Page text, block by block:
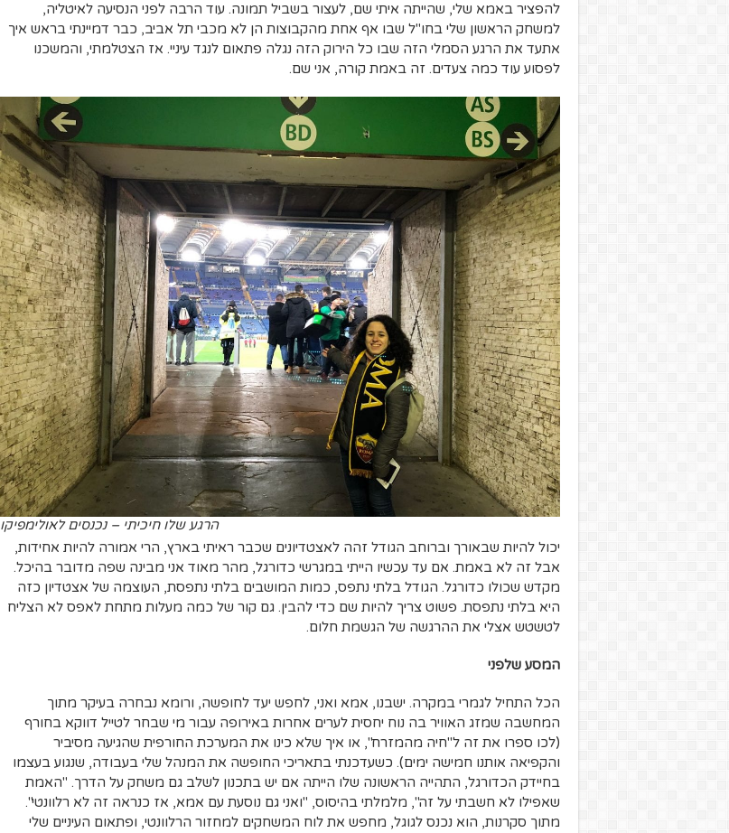
להפציר באמא שלי, שהייתה איתי שם, לעצור בשביל תמונה. עוד הרבה לפני הנסיעה לאיטליה,
למשחק הראשון שלי בחו"ל שבו אף אחת מהקבוצות הן לא מכבי תל אביב, כבר דמיינתי בראש איך
אתעד את הרגע הסמלי הזה שבו כל הירוק הזה נגלה פתאום לנגד עיניי. אז הצטלמתי, והמשכנו
לפסוע עוד כמה צעדים. זה באמת קורה, אני שם.
הרגע שלו חיכיתי – נכנסים לאולימפיקו
יכול להיות שבאורך וברוחב הגודל זהה לאצטדיונים שכבר ראיתי בארץ, הרי אמורה להיות אחידות,
אבל זה לא באמת. אם עד עכשיו הייתי במגרשי כדורגל, מהר מאוד אני מבינה שפה מדובר בהיכל.
מקדש שכולו כדורגל. הגודל בלתי נתפס, כמות המושבים בלתי נתפסת, העוצמה של אצטדיון כזה
היא בלתי נתפסת. פשוט צריך להיות שם כדי להבין. גם קור של כמה מעלות מתחת לאפס לא הצליח
לטשטש אצלי את ההרגשה של הגשמת חלום.
המסע שלפני
הכל התחיל לגמרי במקרה. ישבנו, אמא ואני, לחפש יעד לחופשה, ורומא נבחרה בעיקר מתוך
המחשבה שמזג האוויר בה נוח יחסית לערים אחרות באירופה עבור מי שבחר לטייל דווקא בחורף
(לכו ספרו את זה ל"חיה מהמזרח", או איך שלא כינו את המערכת החורפית שהגיעה מסיביר
והקפיאה אותנו חמישה ימים). כשעדכנתי בתאריכי החופשה את המנהל שלי בעבודה, שנגוע בעצמו
בחיידק הכדורגל, התהייה הראשונה שלו הייתה אם יש בתכנון לשלב גם משחק על הדרך. "האמת
שאפילו לא חשבתי על זה", מלמלתי בהיסוס, "ואני גם נוסעת עם אמא, אז כנראה זה לא רלוונטי".
מתוך סקרנות, הוא נכנס לגוגל, מחפש את לוח המשחקים למחזור הרלוונטי, ופתאום העיניים שלי